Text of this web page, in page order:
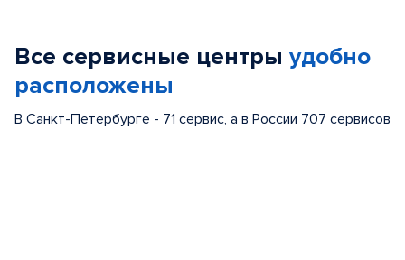
Все сервисные центры удобно
расположены
В Санкт-Петербурге - 71 сервис, а в России 707 сервисов